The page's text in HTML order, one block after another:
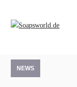
NEWS